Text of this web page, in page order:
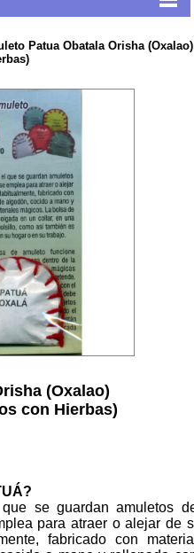
Patua Obatala Orisha (Oxalao)
(Oxalao)
con Hierbas)
se guardan amuletos
para atraer o alejar de
fabricado con